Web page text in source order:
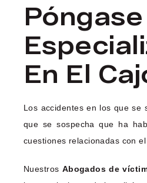
En El
Los accidentes en los que se
que se sospecha que ha
cuestiones relacionadas con
Nuestros Abogados de